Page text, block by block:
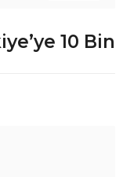
10 Bin